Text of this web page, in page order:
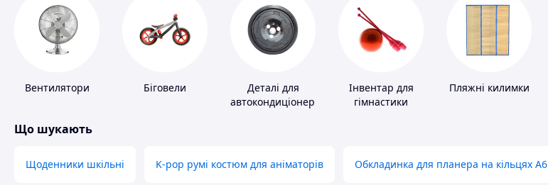
Вентилятори Біговели
Деталі для
автокондиціонерів
Інвентар для
гімнастики
Пляжні килимки
Що шукають
Щоденники шкільні K-pop румі костюм для аніматорів Обкладинка для планера на кільцях А6